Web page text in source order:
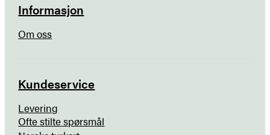
Informasjon
Om oss
Kundeservice
Levering
Ofte stilte spørsmål